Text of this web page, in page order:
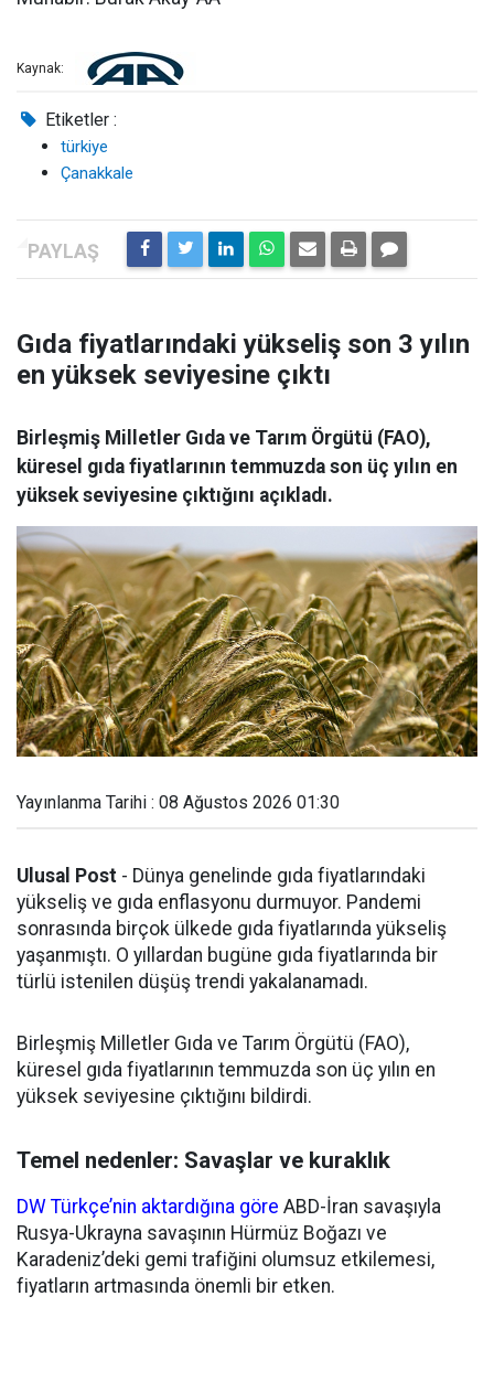
Kaynak:
Etiketler :
türkiye
Çanakkale
Gıda fiyatlarındaki yükseliş son 3 yılın
en yüksek seviyesine çıktı
Birleşmiş Milletler Gıda ve Tarım Örgütü (FAO),
küresel gıda fiyatlarının temmuzda son üç yılın en
yüksek seviyesine çıktığını açıkladı.
Yayınlanma Tarihi : 08 Ağustos 2026 01:30
Ulusal Post - Dünya genelinde gıda fiyatlarındaki
yükseliş ve gıda enflasyonu durmuyor. Pandemi
sonrasında birçok ülkede gıda fiyatlarında yükseliş
yaşanmıştı. O yıllardan bugüne gıda fiyatlarında bir
türlü istenilen düşüş trendi yakalanamadı.
Birleşmiş Milletler Gıda ve Tarım Örgütü (FAO),
küresel gıda fiyatlarının temmuzda son üç yılın en
yüksek seviyesine çıktığını bildirdi.
Temel nedenler: Savaşlar ve kuraklık
DW Türkçe’nin aktardığına göre ABD-İran savaşıyla
Rusya-Ukrayna savaşının Hürmüz Boğazı ve
Karadeniz’deki gemi trafiğini olumsuz etkilemesi,
fiyatların artmasında önemli bir etken.